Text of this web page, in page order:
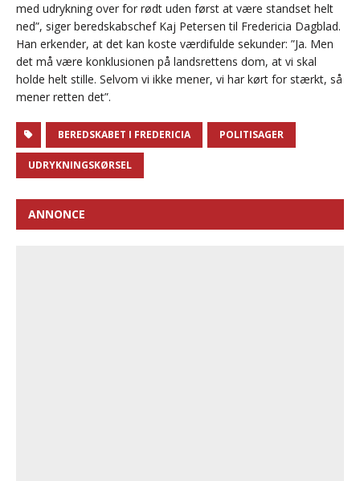
med udrykning over for rødt uden først at være standset helt
ned”, siger beredskabschef Kaj Petersen til Fredericia Dagblad.
Han erkender, at det kan koste værdifulde sekunder: ”Ja. Men
det må være konklusionen på landsrettens dom, at vi skal
holde helt stille. Selvom vi ikke mener, vi har kørt for stærkt, så
mener retten det”.
BEREDSKABET I FREDERICIA POLITISAGER
UDRYKNINGSKØRSEL
ANNONCE